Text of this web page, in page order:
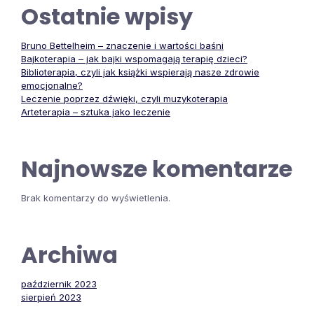
Ostatnie wpisy
Bruno Bettelheim – znaczenie i wartości baśni
Bajkoterapia – jak bajki wspomagają terapię dzieci?
Biblioterapia, czyli jak książki wspierają nasze zdrowie
emocjonalne?
Leczenie poprzez dźwięki, czyli muzykoterapia
Arteterapia – sztuka jako leczenie
Najnowsze komentarze
Brak komentarzy do wyświetlenia.
Archiwa
październik 2023
sierpień 2023